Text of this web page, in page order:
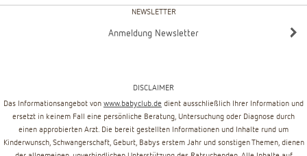
NEWSLETTER
Anmeldung Newsletter
DISCLAIMER
Das Informationsangebot von www.babyclub.de dient ausschließlich Ihrer Information und
ersetzt in keinem Fall eine persönliche Beratung, Untersuchung oder Diagnose durch
einen approbierten Arzt. Die bereit gestellten Informationen und Inhalte rund um
Kinderwunsch, Schwangerschaft, Geburt, Babys erstem Jahr und sonstigen Themen, dienen